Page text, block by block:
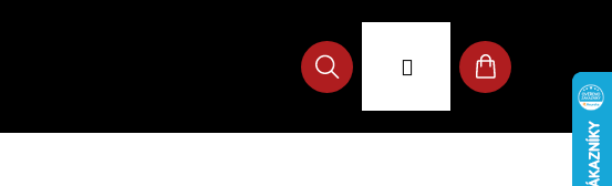
Hledat
Přihlášení
Nákupní